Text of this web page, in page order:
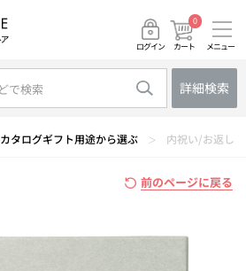
ログイン カート
0
メニュー
詳細検索
カタログギフト用途から選ぶ ＞ 内祝い/お返し
前のページに戻る